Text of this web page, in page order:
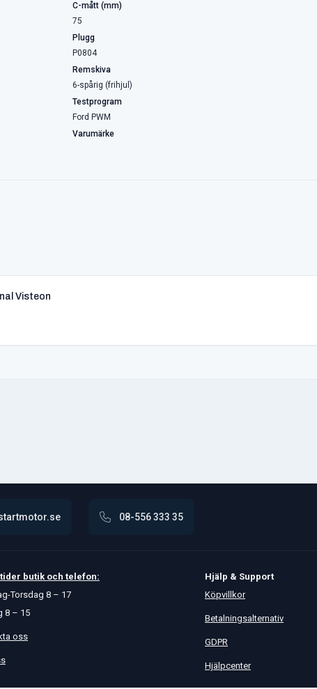
C-mått (mm)
75
Plugg
P0804
Remskiva
6-spårig (frihjul)
Testprogram
Ford PWM
Varumärke
Visteon
08-556 333 35
butik och telefon:
Torsdag 8 – 17
8 – 15
oss
Hjälp & Support
Köpvillkor
Betalningsalternativ
GDPR
Hjälpcenter